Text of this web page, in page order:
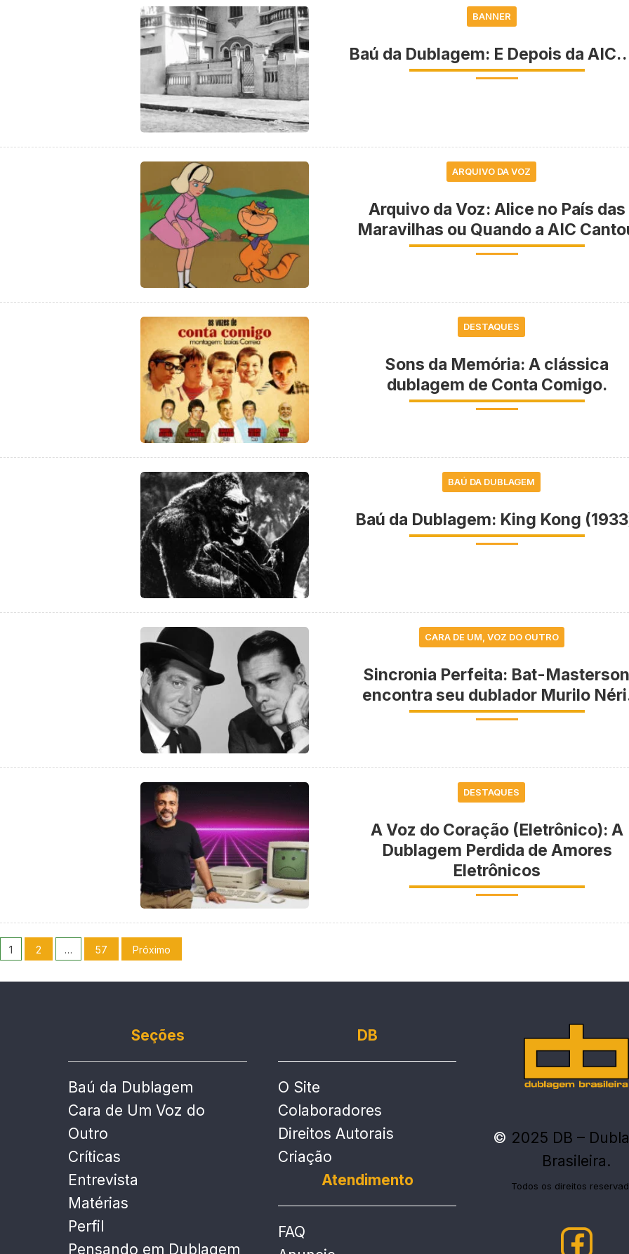
BANNER
Baú da Dublagem: E Depois da
ARQUIVO DA VOZ
Arquivo da Voz: Alice no País das
Maravilhas ou Quando a AIC
DESTAQUES
Sons da Memória: A clássica
dublagem de Conta Comigo.
BAÚ DA DUBLAGEM
Baú da Dublagem: King Kong
CARA DE UM, VOZ DO OUTRO
Sincronia Perfeita: Bat-
encontra seu dublador Murilo
DESTAQUES
A Voz do Coração (Eletrônico): A
Dublagem Perdida de Amores
Eletrônicos
1 2 … 57 Próximo
Seções
Baú da Dublagem
Cara de Um Voz do
Outro
Críticas
Entrevista
Matérias
Perfil
Pensando em Dublagem
DB
O Site
Colaboradores
Direitos Autorais
Criação
Atendimento
FAQ
© 2025 DB –
Brasileira.
Todos os direitos